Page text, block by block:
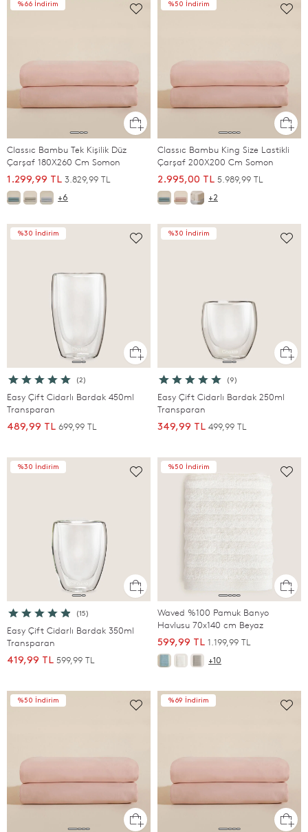
%66 İndirim
Classıc Bambu Tek Kişilik Düz
Çarşaf 180X260 Cm Somon
1.299,99 TL 3.829,99 TL
+6
%50 İndirim
Classıc Bambu King Size Lastikli
Çarşaf 200X200 Cm Somon
2.995,00 TL 5.989,99 TL
+2
%30 İndirim
(2)
Easy Çift Cidarlı Bardak 450ml
Transparan
489,99 TL 699,99 TL
%30 İndirim
(9)
Easy Çift Cidarlı Bardak 250ml
Transparan
349,99 TL 499,99 TL
%30 İndirim
(15)
Easy Çift Cidarlı Bardak 350ml
Transparan
419,99 TL 599,99 TL
%50 İndirim
Waved %100 Pamuk Banyo
Havlusu 70x140 cm Beyaz
599,99 TL 1.199,99 TL
+10
%50 İndirim %69 İndirim